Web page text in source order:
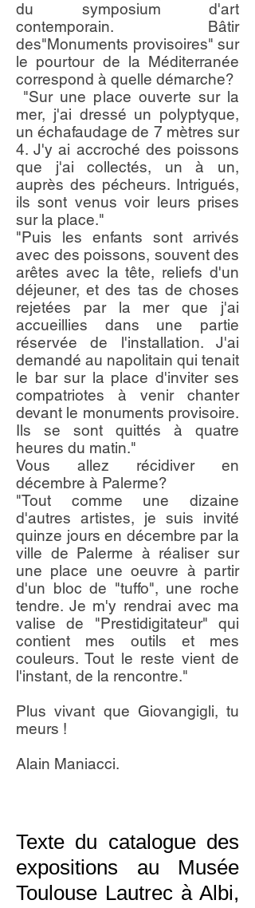
du symposium d'art
contemporain. Bâtir
des"Monuments provisoires" sur
le pourtour de la Méditerranée
correspond à quelle démarche?
"Sur une place ouverte sur la
mer, j'ai dressé un polyptyque,
un échafaudage de 7 mètres sur
4. J'y ai accroché des poissons
que j'ai collectés, un à un,
auprès des pécheurs. Intrigués,
ils sont venus voir leurs prises
sur la place."
"Puis les enfants sont arrivés
avec des poissons, souvent des
arêtes avec la tête, reliefs d'un
déjeuner, et des tas de choses
rejetées par la mer que j'ai
accueillies dans une partie
réservée de l'installation. J'ai
demandé au napolitain qui tenait
le bar sur la place d'inviter ses
compatriotes à venir chanter
devant le monuments provisoire.
Ils se sont quittés à quatre
heures du matin."
Vous allez récidiver en
décembre à Palerme?
"Tout comme une dizaine
d'autres artistes, je suis invité
quinze jours en décembre par la
ville de Palerme à réaliser sur
une place une oeuvre à partir
d'un bloc de "tuffo", une roche
tendre. Je m'y rendrai avec ma
valise de "Prestidigitateur" qui
contient mes outils et mes
couleurs. Tout le reste vient de
l'instant, de la rencontre."
Plus vivant que Giovangigli, tu
meurs !
Alain Maniacci.
Texte du catalogue des
expositions au Musée
Toulouse Lautrec à Albi,